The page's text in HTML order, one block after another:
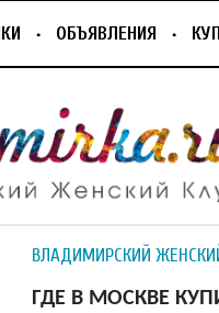
ОБЪЯВЛЕНИЯ
ВЛАДИМИРСКИЙ
ГДЕ В МОСКВЕ